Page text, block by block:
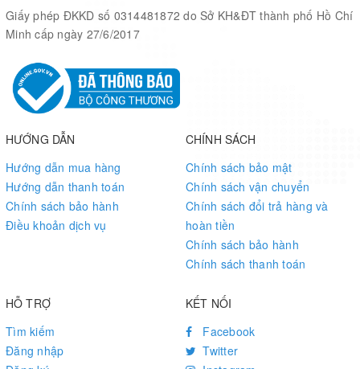
Giấy phép ĐKKD số 0314481872 do Sở KH&ĐT thành phố Hồ Chí
Minh cấp ngày 27/6/2017
HƯỚNG DẪN
Hướng dẫn mua hàng
Hướng dẫn thanh toán
Chính sách bảo hành
Điều khoản dịch vụ
CHÍNH SÁCH
Chính sách bảo mật
Chính sách vận chuyển
Chính sách đổi trả hàng và
hoàn tiền
Chính sách bảo hành
Chính sách thanh toán
HỖ TRỢ
Tìm kiếm
Đăng nhập
KẾT NỐI
Facebook
Twitter